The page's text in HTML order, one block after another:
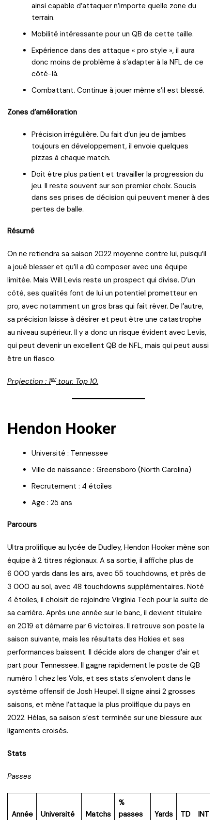
ainsi capable d’attaquer n’importe quelle zone du
terrain.
Mobilité intéressante pour un QB de cette taille.
Expérience dans des attaque « pro style », il aura
donc moins de problème à s’adapter à la NFL de ce
côté-là.
Combattant. Continue à jouer même s’il est blessé.
Zones d’amélioration
Précision irrégulière. Du fait d’un jeu de jambes
toujours en développement, il envoie quelques
pizzas à chaque match.
Doit être plus patient et travailler la progression du
jeu. Il reste souvent sur son premier choix. Soucis
dans ses prises de décision qui peuvent mener à des
pertes de balle.
Résumé
On ne retiendra sa saison 2022 moyenne contre lui, puisqu’il
a joué blesser et qu’il a dû composer avec une équipe
limitée. Mais Will Levis reste un prospect qui divise. D’un
côté, ses qualités font de lui un potentiel prometteur en
pro, avec notamment un gros bras qui fait rêver. De l’autre,
sa précision laisse à désirer et peut être une catastrophe
au niveau supérieur. Il y a donc un risque évident avec Levis,
qui peut devenir un excellent QB de NFL, mais qui peut aussi
être un fiasco.
Projection : 1ertour. Top 10.
Hendon Hooker
Université : Tennessee
Ville de naissance : Greensboro (North Carolina)
Recrutement : 4 étoiles
Age : 25 ans
Parcours
Ultra prolifique au lycée de Dudley, Hendon Hooker mène son
équipe à 2 titres régionaux. A sa sortie, il affiche plus de
6 000 yards dans les airs, avec 55 touchdowns, et près de
3 000 au sol, avec 48 touchdowns supplémentaires. Noté
4 étoiles, il choisit de rejoindre Virginia Tech pour la suite de
sa carrière. Après une année sur le banc, il devient titulaire
en 2019 et démarre par 6 victoires. Il retrouve son poste la
saison suivante, mais les résultats des Hokies et ses
performances baissent. Il décide alors de changer d’air et
part pour Tennessee. Il gagne rapidement le poste de QB
numéro 1 chez les Vols, et ses stats s’envolent dans le
système offensif de Josh Heupel. Il signe ainsi 2 grosses
saisons, et mène l’attaque la plus prolifique du pays en
2022. Hélas, sa saison s’est terminée sur une blessure aux
ligaments croisés.
Stats
Passes
Année Université Matchs
%
passes
Yards TD INT